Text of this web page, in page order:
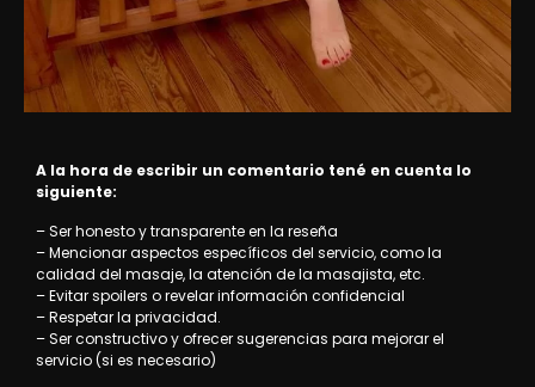
A la hora de escribir un comentario tené en cuenta lo
siguiente:
– Ser honesto y transparente en la reseña
– Mencionar aspectos específicos del servicio, como la
calidad del masaje, la atención de la masajista, etc.
– Evitar spoilers o revelar información confidencial
– Respetar la privacidad.
– Ser constructivo y ofrecer sugerencias para mejorar el
servicio (si es necesario)